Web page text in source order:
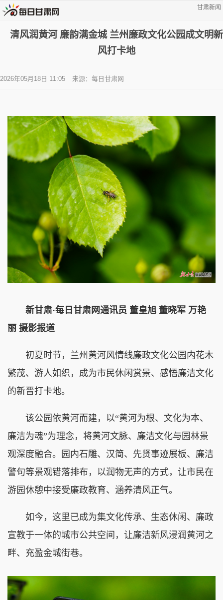
甘肃新闻
清风润黄河 廉韵满金城 兰州廉政文化公园成文明新
风打卡地
2026年05月18日 11:05 来源：每日甘肃网
新甘肃·每日甘肃网通讯员 董皇旭 董晓军 万艳
丽 摄影报道
初夏时节，兰州黄河风情线廉政文化公园内花木
繁茂、游人如织，成为市民休闲赏景、感悟廉洁文化
的新晋打卡地。
该公园依黄河而建，以“黄河为根、文化为本、
廉洁为魂”为理念，将黄河文脉、廉洁文化与园林景
观深度融合。园内石雕、汉简、先贤事迹展板、廉洁
警句等景观错落排布，以润物无声的方式，让市民在
游园休憩中接受廉政教育、涵养清风正气。
如今，这里已成为集文化传承、生态休闲、廉政
宣教于一体的城市公共空间，让廉洁新风浸润黄河之
畔、充盈金城街巷。